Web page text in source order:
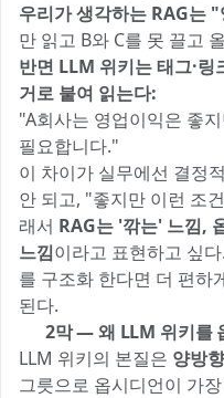
우리가 생각하는 RAG는
만 읽고 B와 C를 못 끌고
반면 LLM 위키는 태그·
거로 붙여 읽는다:
"A회사는 영업이익은 좋
필요합니다."
이 차이가 실무에선 결정
안 되고, "좋지만 이런 조
래서 RAG는 '깎는' 느낌,
느낌이라고 표현하고 싶
를 구조화 한다면 더 편하
된다.
🔗 2막 — 왜 LLM 위키를
LLM 위키의 본질은 양방
그릇으로 옵시디언이 가